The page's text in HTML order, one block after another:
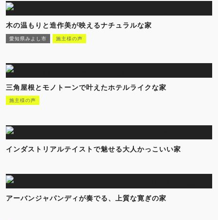
木の温もりと造作美が映えるナチュラルな家
愛知県みよし市 施主様の声
三角屋根とモノトーンで叶えたホテルライクな家
施主様の声
インダストリアルテイストで魅せる大人かっこいい家
アーバンジャパンディが奏でる、上質な寛ぎの家